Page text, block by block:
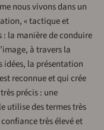
nous vivons dans un
« tactique et
: la manière de conduire
à travers la
idées, la présentation
reconnue et qui crée
précis : une
utilise des termes très
très élevé et